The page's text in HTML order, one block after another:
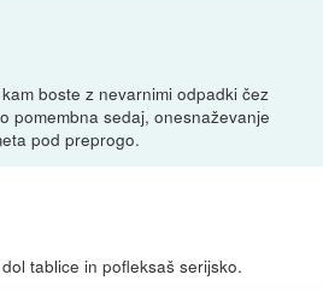
boste z nevarnimi odpadki čez
pomembna sedaj, onesnaževanje
pod preprogo.
tablice in pofleksaš serijsko.